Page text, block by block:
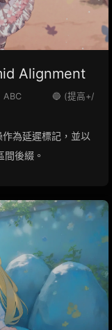
Alignment
ABC
🔵 (提高+/
為延遲標記，並以
後綴。